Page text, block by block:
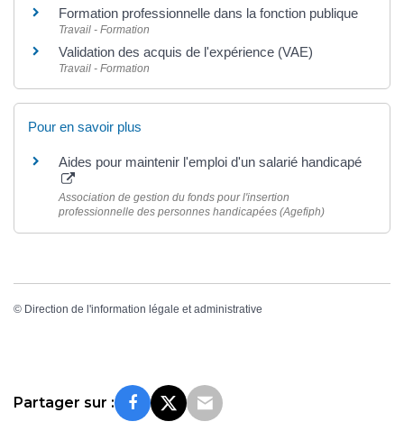
Formation professionnelle dans la fonction publique
Travail - Formation
Validation des acquis de l'expérience (VAE)
Travail - Formation
Pour en savoir plus
Aides pour maintenir l'emploi d'un salarié handicapé
Association de gestion du fonds pour l'insertion
professionnelle des personnes handicapées (Agefiph)
© Direction de l'information légale et administrative
Partager sur :